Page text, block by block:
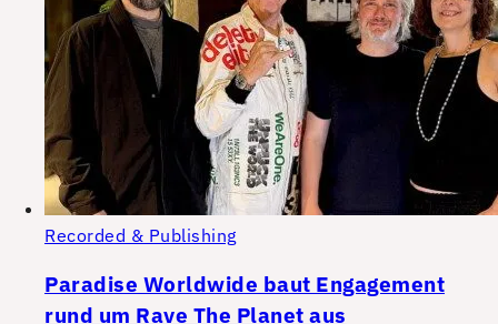
Recorded & Publishing
Paradise Worldwide baut Engagement
rund um Rave The Planet aus